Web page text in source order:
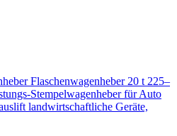
Flaschenwagenheber 20 t 225–
Stempelwagenheber für Auto
landwirtschaftliche Geräte,